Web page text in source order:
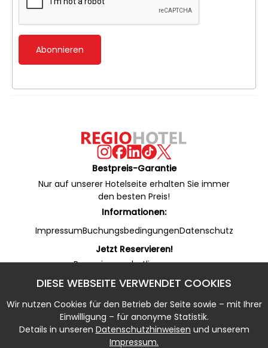
Abonnieren
DIESE WEBSEITE VERWENDET COOKIES
Wir nutzen Cookies für den Betrieb der Seite sowie – mit Ihrer
Einwilligung – für anonyme Statistik.
Details in unseren Datenschutzhinweisen und unserem
Impressum.
Bestpreis-Garantie
Nur auf unserer Hotelseite erhalten Sie immer
den besten Preis!
Informationen:
ImpressumBuchungsbedingungenDatenschutz
Jetzt Reservieren!
Reservierungshotline:
Online Rezeption (WhatsApp):
+49 53 22 / 950 135 (7 - 20 Uhr)
Notfallnummer:
+49 5322 / 950 133 (20 - 7 Uhr)